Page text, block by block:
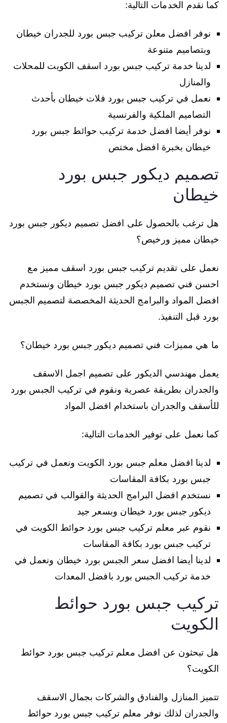
كما نقدم الخدمات التالية:
نوفر افضل معلن تركيب جبس بورد للجدران خيطان
وبتصاميم متنوعة
لدينا خدمة تركيب جبس بورد اسقف الكويت للمحلات
والمنازل
نعمل في تركيب جبس بورد فلات خيطان بأحدث
التصاميم الملكية والفرنسية
نوفر أيضا افضل خدمة تركيب حوائط جبس بورد
خيطان بخبرة افضل مختص
تصميم ديكور جبس بورد
خيطان
هل ترغب بالحصول على افضل تصميم ديكور جبس بورد
خيطان مميز ورخيص؟
نعمل على تقديم تركيب جبس بورد اسقف مميز مع
احسن فني تصميم ديكور جبس بورد خيطان ونستخدم
افضل المواد والبرامج الحديثة المخصصة لتصميم الجبس
بورد قبل التنفيذ.
ما هي مميزات فني تصميم ديكور جبس بورد خيطان؟
يعمل مهندسي الديكور على تصميم اجمل الاسقف
والجدران بطريقة عصرية ونقوم في تركيب الجبس بورد
للأسقف والجدران باستخدام افضل المواد
كما نعمل على توفير الخدمات التالية:
لدينا افضل معلم جبس بورد الكويت ونعمل في تركيب
جبس بورد بكافة المقاسات
نستخدم افضل البرامج الحديثة والقوالب في تصميم
ديكور جبس بورد خيطان وبسعر جيد
نقوم عبر معلم تركيب جبس بورد حوائط الكويت في
تركيب جبس بورد بكافة المقاسات
لدينا أيضا افضل سعر الجبس بورد خيطان ونعمل في
خدمة تركيب الجبس بورد بافضل المعدات
تركيب جبس بورد حوائط
الكويت
هل تبحثون عن افضل معلم تركيب جبس بورد حوائط
الكويت؟
تتميز المنازل والفنادق والشركات بجمال الاسقف
والجدران لذلك نوفر معلم تركيب جبس بورد حوائط